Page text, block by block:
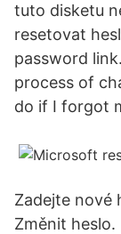
tuto disketu
resetovat
password
process of
do if I forgot
Zadejte nové
Změnit heslo.